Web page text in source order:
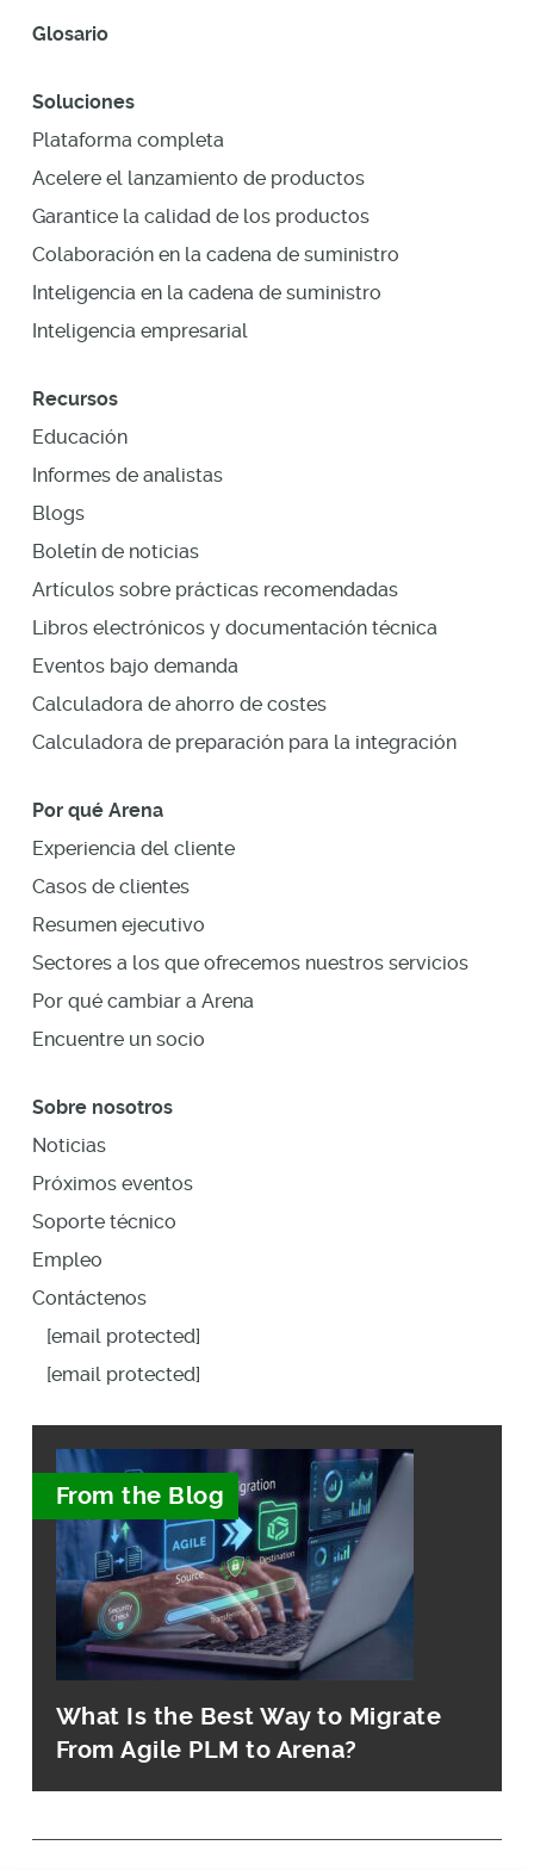
Glosario
Soluciones
Plataforma completa
Acelere el lanzamiento de productos
Garantice la calidad de los productos
Colaboración en la cadena de suministro
Inteligencia en la cadena de suministro
Inteligencia empresarial
Recursos
Educación
Informes de analistas
Blogs
Boletín de noticias
Artículos sobre prácticas recomendadas
Libros electrónicos y documentación técnica
Eventos bajo demanda
Calculadora de ahorro de costes
Calculadora de preparación para la integración
Por qué Arena
Experiencia del cliente
Casos de clientes
Resumen ejecutivo
Sectores a los que ofrecemos nuestros servicios
Por qué cambiar a Arena
Encuentre un socio
Sobre nosotros
Noticias
Próximos eventos
Soporte técnico
Empleo
Contáctenos
[email protected]
[email protected]
From the Blog
What Is the Best Way to Migrate
From Agile PLM to Arena?